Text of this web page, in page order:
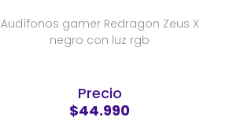
Audífonos gamer Redragon Zeus X
negro con luz rgb
Precio
$44.990